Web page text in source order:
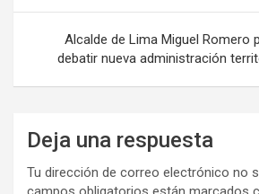
entradas
Alcalde de Lima Miguel Romero
debatir nueva administración
Deja una respuesta
Tu dirección de correo electrónico no